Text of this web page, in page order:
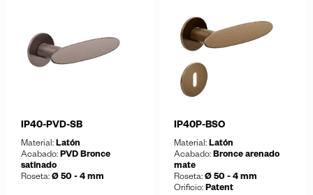
IP40-PVD-SB
Material: Latón
Acabado: PVD Bronce
satinado
Roseta: Ø 50 - 4 mm
IP40P-BSO
Material: Latón
Acabado: Bronce arenado
mate
Roseta: Ø 50 - 4 mm
Orificio: Patent